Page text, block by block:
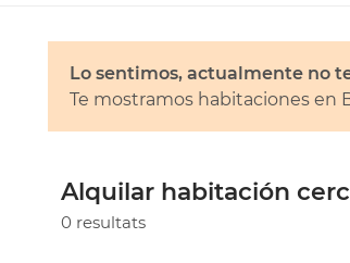
Lo sentimos, actualmente no
Te mostramos habitaciones en
Alquilar habitación
0 resultats